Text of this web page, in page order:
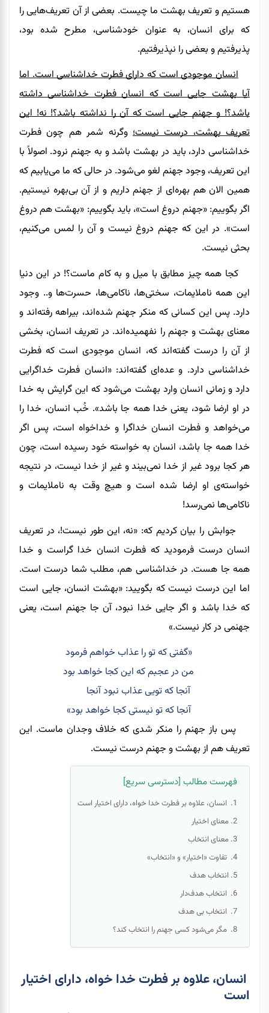
هستیم و تعریف بهشت ما چیست. بعضی از آن تعریف‌هایی را
که برای انسان، به عنوان خودشناسی، مطرح شده بود،
پذیرفتیم و بعضی را نپذیرفتیم.
انسان موجودی است که دارای فطرت خداشناسی است. اما
آیا بهشت جایی است که انسان فطرت خداشناسی داشته
باشد؟! و جهنم جایی است که آن را نداشته باشد؟! نه! این
تعریف بهشت، درست نیست؛وگرنه شمر هم چون فطرت
خداشناسی دارد، باید در بهشت باشد و به جهنم نرود. اصولاً با
این تعریف، وجود جهنم لغو می‌شود. در حالی که ما می‌یابیم که
همین الان هم بهره‌ای از جهنم داریم و از آن بی‌بهره نیستیم.
اگر بگوییم: «جهنم دروغ است»، باید بگوییم: «بهشت هم دروغ
است». در این که جهنم دروغ نیست و آن را لمس می‌کنیم،
بحثی نیست.
کجا همه چیز مطابق با میل و به کام ماست؟! در این دنیا
این همه ناملایمات، سختی‌ها، ناکامی‌ها، حسرت‌ها و.. وجود
دارد. پس این کسانی که منکر جهنم شده‌اند، بیراهه رفته‌اند و
معنای بهشت و جهنم را نفهمیده‌اند. در تعریف انسان، بخشی
از آن را درست گفته‌اند که، انسان موجودی است که فطرت
خداشناسی دارد. و عده‌ای گفته‌اند: «انسان فطرت خداگرایی
دارد و زمانی انسان وارد بهشت می‌شود که این گرایش به خدا
در او ارضا شود، یعنی خدا همه جا باشد». خُب انسان، خدا را
می‌خواهد و فطرت انسان خداگرا و خداخواه است، پس اگر
خدا همه جا باشد، انسان به خواسته خود رسیده است، چون
هر کجا برود غیر از خدا نمی‌بیند و غیر از خدا نیست، در نتیجه
خواسته‌ی او ارضا شده است و هیچ وقت به ناملایمات و
ناکامی‌ها نمی‌رسد!
جوابش را بیان کردیم که: «نه، این طور نیست!، در تعریف
انسان درست فرمودید که فطرت انسان خدا گراست و خدا
همه جا هست. در خداشناسی هم، مطلب شما درست است.
اما این درست نیست که بگویید: «بهشت انسان، جایی است
که خدا باشد و اگر جایی خدا نبود، آن جا جهنم است، یعنی
جهنمی در کار نیست.»
«گفتی که تو را عذاب خواهم فرمود
من در عجبم که این کجا خواهد بود
آنجا که تویی عذاب نبود آنجا
آنجا که تو نیستی کجا خواهد بود»
پس باز جهنم را منکر شدی که خلاف وجدان ماست. این
تعریف هم از بهشت و جهنم درست نیست.
فهرست مطالب [دسترسی سریع]
انسان، علاوه بر فطرت خدا خواه، دارای اختیار است
معنای اختیار
معنای انتخاب
تفاوت‌ «اختیار» و «انتخاب»
انتخاب هدف
انتخاب هدف‌دار
انتخاب بی هدف
مگر می‌شود کسی جهنم را انتخاب کند؟
انسان، علاوه بر فطرت خدا خواه، دارای اختیار
است